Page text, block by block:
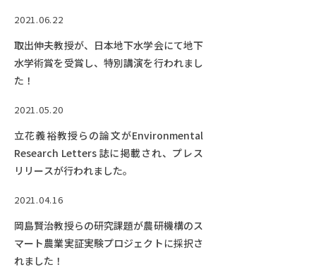
2021.06.22
取出伸夫教授が、日本地下水学会にて地下
水学術賞を受賞し、特別講演を行われまし
た！
2021.05.20
立花義裕教授らの論文がEnvironmental
Research Letters 誌に掲載され、プレス
リリースが行われました。
2021.04.16
岡島賢治教授らの研究課題が農研機構のス
マート農業実証実験プロジェクトに採択さ
れました！